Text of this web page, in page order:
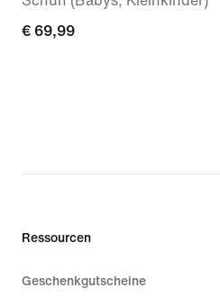
€ 69,99
€ 69,99
Ressourcen
Geschenkgutscheine